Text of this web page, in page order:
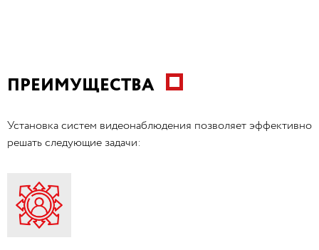
ПРЕИМУЩЕСТВА
Установка систем видеонаблюдения позволяет эффективно
решать следующие задачи: